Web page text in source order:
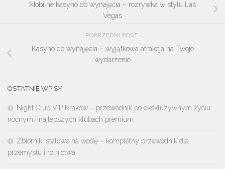
Mobilne kasyno do wynajęcia – rozrywka w stylu Las
Vegas
POPRZEDNI POST
Kasyno do wynajęcia – wyjątkowa atrakcja na Twoje
wydarzenie
OSTATNIE WPISY
Night Club VIP Kraków – przewodnik po ekskluzywnym życiu
nocnym i najlepszych klubach premium
Zbiorniki stalowe na wodę – kompletny przewodnik dla
przemysłu i rolnictwa